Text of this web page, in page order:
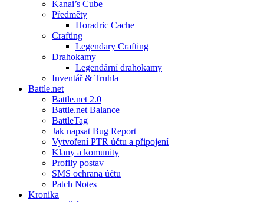
Kanai’s Cube
Předměty
Horadric Cache
Crafting
Legendary Crafting
Drahokamy
Legendární drahokamy
Inventář & Truhla
Battle.net
Battle.net 2.0
Battle.net Balance
BattleTag
Jak napsat Bug Report
Vytvoření PTR účtu a připojení
Klany a komunity
Profily postav
SMS ochrana účtu
Patch Notes
Kronika